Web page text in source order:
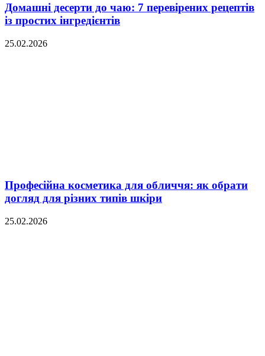
Домашні десерти до чаю: 7 перевірених рецептів
із простих інгредієнтів
25.02.2026
Професійна косметика для обличчя: як обрати
догляд для різних типів шкіри
25.02.2026